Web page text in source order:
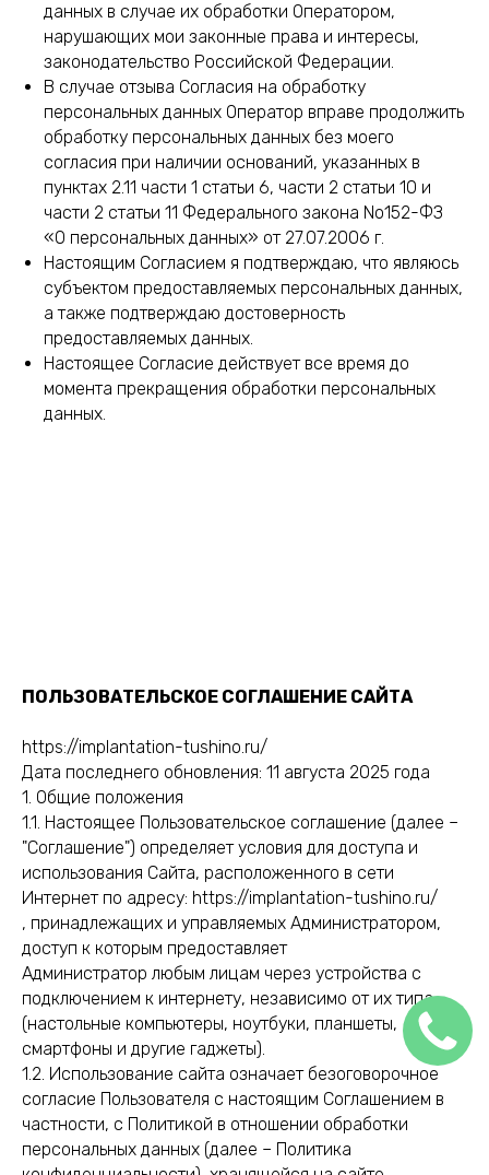
данных в случае их обработки Оператором,
нарушающих мои законные права и интересы,
законодательство Российской Федерации.
В случае отзыва Согласия на обработку
персональных данных Оператор вправе продолжить
обработку персональных данных без моего
согласия при наличии оснований, указанных в
пунктах 2.11 части 1 статьи 6, части 2 статьи 10 и
части 2 статьи 11 Федерального закона No152-ФЗ
«О персональных данных» от 27.07.2006 г.
Настоящим Согласием я подтверждаю, что являюсь
субъектом предоставляемых персональных данных,
а также подтверждаю достоверность
предоставляемых данных.
Настоящее Согласие действует все время до
момента прекращения обработки персональных
данных.
ПОЛЬЗОВАТЕЛЬСКОЕ СОГЛАШЕНИЕ САЙТА
https://implantation-tushino.ru/
Дата последнего обновления: 11 августа 2025 года
1. Общие положения
1.1. Настоящее Пользовательское соглашение (далее –
"Соглашение") определяет условия для доступа и
использования Сайта, расположенного в сети
Интернет по адресу: https://implantation-tushino.ru/
, принадлежащих и управляемых Администратором,
доступ к которым предоставляет
Администратор любым лицам через устройства с
подключением к интернету, независимо от их типа
(настольные компьютеры, ноутбуки, планшеты,
смартфоны и другие гаджеты).
1.2. Использование сайта означает безоговорочное
согласие Пользователя с настоящим Соглашением в
частности, с Политикой в отношении обработки
персональных данных (далее – Политика